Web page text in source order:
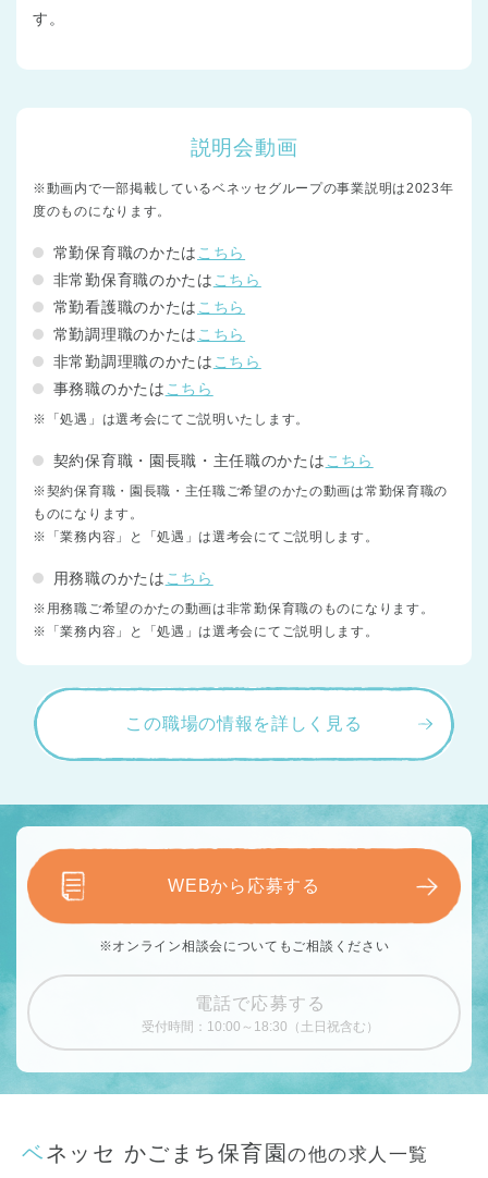
す。
説明会動画
※動画内で一部掲載しているベネッセグループの事業説明は2023年
度のものになります。
常勤保育職のかたはこちら
非常勤保育職のかたはこちら
常勤看護職のかたはこちら
常勤調理職のかたはこちら
非常勤調理職のかたはこちら
事務職のかたはこちら
※「処遇」は選考会にてご説明いたします。
契約保育職・園長職・主任職のかたはこちら
※契約保育職・園長職・主任職ご希望のかたの動画は常勤保育職の
ものになります。
※「業務内容」と「処遇」は選考会にてご説明します。
用務職のかたはこちら
※用務職ご希望のかたの動画は非常勤保育職のものになります。
※「業務内容」と「処遇」は選考会にてご説明します。
この職場の情報を詳しく見る
WEBから応募する
※オンライン相談会についてもご相談ください
電話で応募する
受付時間：10:00～18:30（土日祝含む）
ベネッセ かごまち保育園 の他の求人一覧